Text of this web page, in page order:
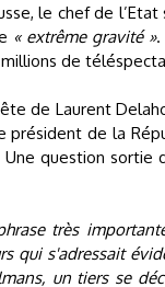
le chef de l’Etat
« extrême gravité ».
de
de Laurent
président de la
question sortie
très
qui s'adressait
un tiers se